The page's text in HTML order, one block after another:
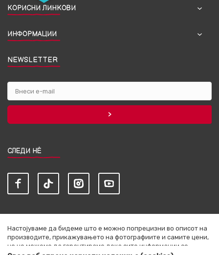
КОРИСНИ ЛИНКОВИ
ИНФОРМАЦИИ
NEWSLETTER
СЛЕДИ НЀ
Настојуваме да бидеме што е можно попрецизни во описот на
производите, прикажувањето на фотографиите и самите цени,
но не можеме да гарантираме дека сите информации се